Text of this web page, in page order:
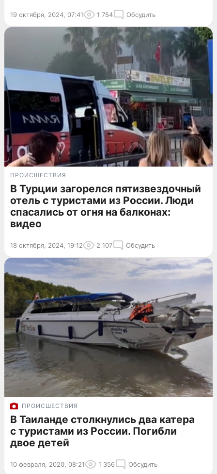
19 октября, 2024, 07:41 1 754 Обсудить
ПРОИСШЕСТВИЯ
В Турции загорелся пятизвездочный
отель с туристами из России. Люди
спасались от огня на балконах:
видео
18 октября, 2024, 19:12 2 107 Обсудить
ПРОИСШЕСТВИЯ
В Таиланде столкнулись два катера
с туристами из России. Погибли
двое детей
10 февраля, 2020, 08:21 1 356 Обсудить